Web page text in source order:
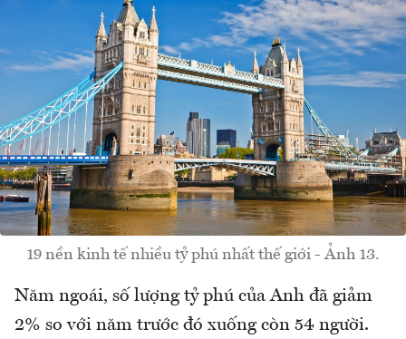
19 nền kinh tế nhiều tỷ phú nhất thế giới - Ảnh 13.
Năm ngoái, số lượng tỷ phú của Anh đã giảm
2% so với năm trước đó xuống còn 54 người.